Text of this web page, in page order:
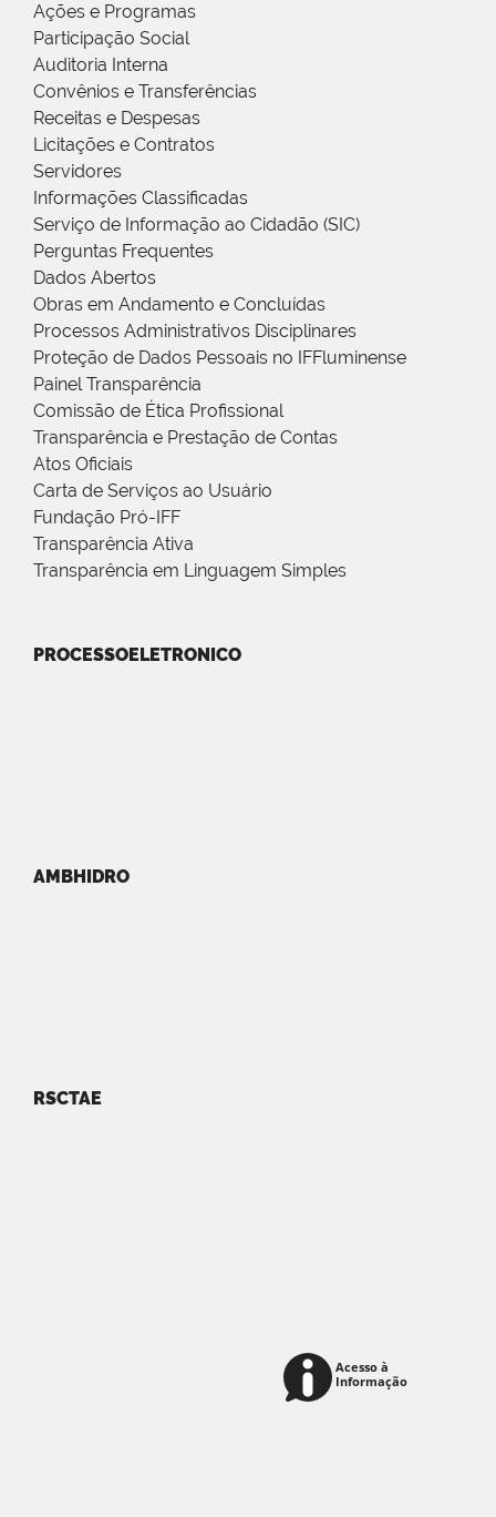
Ações e Programas
Participação Social
Auditoria Interna
Convênios e Transferências
Receitas e Despesas
Licitações e Contratos
Servidores
Informações Classificadas
Serviço de Informação ao Cidadão (SIC)
Perguntas Frequentes
Dados Abertos
Obras em Andamento e Concluídas
Processos Administrativos Disciplinares
Proteção de Dados Pessoais no IFFluminense
Painel Transparência
Comissão de Ética Profissional
Transparência e Prestação de Contas
Atos Oficiais
Carta de Serviços ao Usuário
Fundação Pró-IFF
Transparência Ativa
Transparência em Linguagem Simples
PROCESSOELETRONICO
AMBHIDRO
RSCTAE